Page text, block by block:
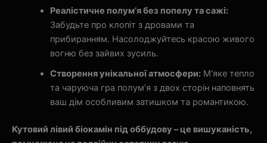
Реалістичне полум’я без попелу та сажі:
Забудьте про клопіт з дровами та
прибиранням. Насолоджуйтесь красою живого
вогню без зайвих зусиль.
Створення унікальної атмосфери:М’яке тепло
та чаруюча гра полум’я з двох сторін наповнять
ваш дім особливим затишком та романтикою.
Кутовий лівий біокамін під оббудову – це вишуканість,